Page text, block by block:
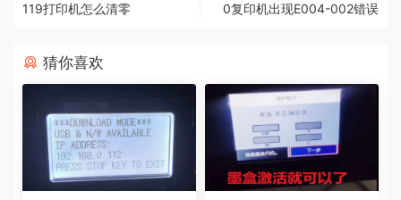
119打印机怎么清零
0复印机出现E004-002错误
猜你喜欢